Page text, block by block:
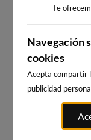
NAVIA
Te
Navegación
cookies
Acepta compartir
publicidad